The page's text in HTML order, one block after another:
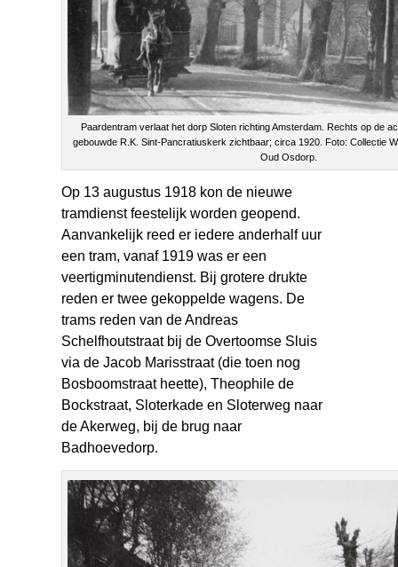
Paardentram verlaat het dorp Sloten richting Amsterdam. Rechts op de
gebouwde R.K. Sint-Pancratiuskerk zichtbaar; circa 1920. Foto: Collectie
Oud Osdorp.
Op 13 augustus 1918 kon de nieuwe
tramdienst feestelijk worden geopend.
Aanvankelijk reed er iedere anderhalf uur
een tram, vanaf 1919 was er een
veertigminutendienst. Bij grotere drukte
reden er twee gekoppelde wagens. De
trams reden van de Andreas
Schelfhoutstraat bij de Overtoomse Sluis
via de Jacob Marisstraat (die toen nog
Bosboomstraat heette), Theophile de
Bockstraat, Sloterkade en Sloterweg naar
de Akerweg, bij de brug naar
Badhoevedorp.